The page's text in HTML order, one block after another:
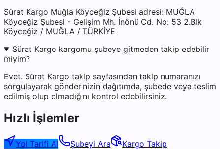
Sürat Kargo Muğla Köyceğiz Şubesi adresi: MUĞLA
Köyceğiz Şubesi - Gelişim Mh. İnönü Cd. No: 53 2.Blk
Köyceğiz / MUĞLA / TÜRKİYE
Sürat Kargo kargomu şubeye gitmeden takip edebilir
miyim?
Evet. Sürat Kargo takip sayfasından takip numaranızı
sorgulayarak gönderinizin dağıtımda, şubede veya teslim
edilmiş olup olmadığını kontrol edebilirsiniz.
Hızlı İşlemler
Yol Tarifi Al Şubeyi Ara
Kargo Takip